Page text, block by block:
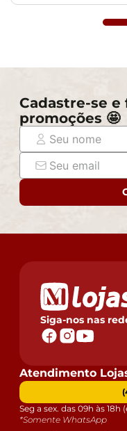
Cadastre-se
promoções 🤩
Siga-nos nas
Atendimento
Seg a sex. das 09h às 18h
*Somente WhatsApp